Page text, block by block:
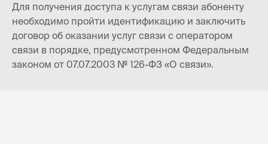
Для получения доступа к услугам связи абоненту
необходимо пройти идентификацию и заключить
договор об оказании услуг связи с оператором
связи в порядке, предусмотренном Федеральным
законом от 07.07.2003 № 126-ФЗ «О связи».